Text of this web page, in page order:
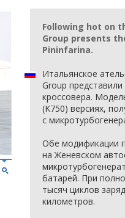
Following hot on
Group presents
Pininfarina.
Итальянское
Group
кроссовера.
(K750) версиях,
с
Обе модификации
на Женевском
батарей. При
тысяч циклов
километров.